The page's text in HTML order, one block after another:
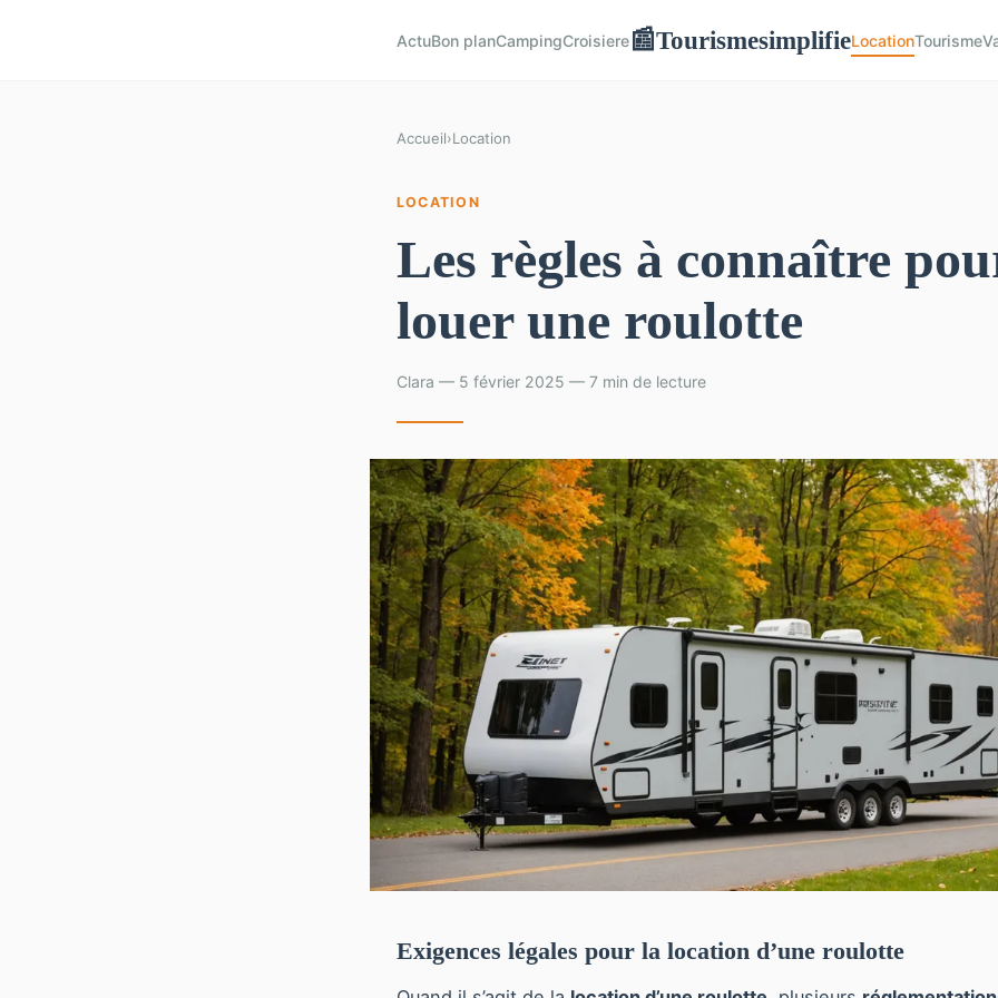
ActuBon planCampingCroisiere📰TourismesimplifieLocationTourisme
Accueil›Location
LOCATION
Les règles à connaître
louer une roulotte
Clara — 5 février 2025 — 7 min de lecture
Exigences légales pour la location d’une roulotte